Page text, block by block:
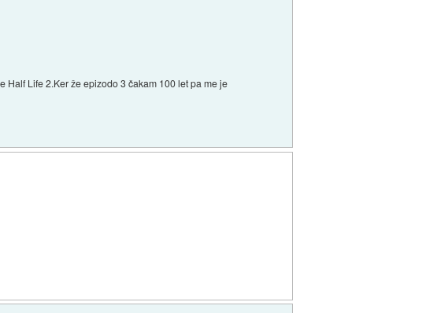
Half Life 2.Ker že epizodo 3 čakam 100 let pa me je